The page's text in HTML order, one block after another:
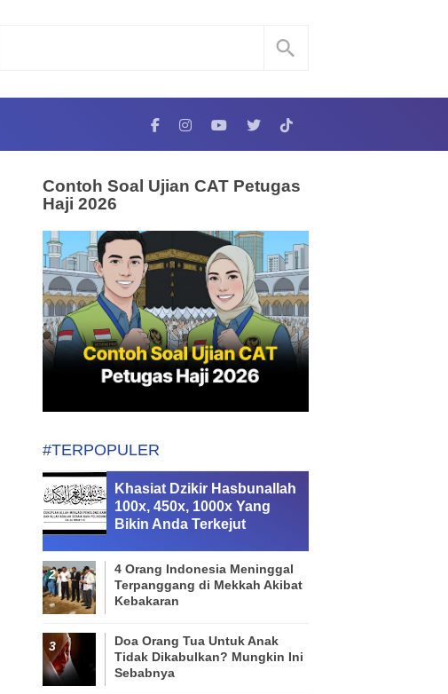
Contoh Soal Ujian CAT Petugas
Haji 2026
#TERPOPULER
Khasiat Dzikir Hasbunallah
100x, 450x, 1000x Yang
Bikin Anda Terkejut
4 Orang Indonesia Meninggal
Terpanggang di Mekkah Akibat
Kebakaran
Doa Orang Tua Untuk Anak
Tidak Dikabulkan? Mungkin Ini
Sebabnya